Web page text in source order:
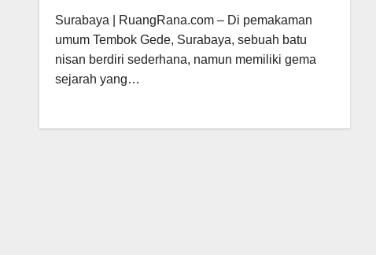
Surabaya | RuangRana.com – Di pemakaman
umum Tembok Gede, Surabaya, sebuah batu
nisan berdiri sederhana, namun memiliki gema
sejarah yang…